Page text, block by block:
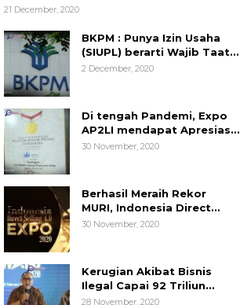
21 December, 2020
BKPM : Punya Izin Usaha
(SIUPL) berarti Wajib Taat
Aturan
2 December, 2020
Di tengah Pandemi, Expo
AP2LI mendapat Apresiasi
Rekor MURI
30 November, 2020
Berhasil Meraih Rekor
MURI, Indonesia Direct
Selling 4.0 Expo 2020
30 November, 2020
Kerugian Akibat Bisnis
Ilegal Capai 92 Triliun
Rupiah, AP2LI menghimbau
28 November, 2020